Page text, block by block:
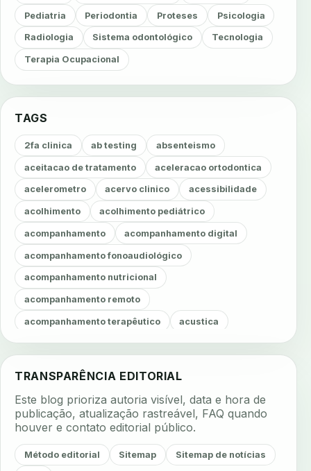
Pediatria Periodontia Proteses Psicologia
Radiologia Sistema odontológico Tecnologia
Terapia Ocupacional
TAGS
2fa clinica ab testing absenteismo
aceitacao de tratamento aceleracao ortodontica
acelerometro acervo clinico acessibilidade
acolhimento acolhimento pediátrico
acompanhamento acompanhamento digital
acompanhamento fonoaudiológico
acompanhamento nutricional
acompanhamento remoto
acompanhamento terapêutico acustica
acustica clinica adesao adesao ao tratamento
aerossois agenda agenda clinica
agenda inteligente agenda odontologica
agendamento agendamento digital
TRANSPARÊNCIA EDITORIAL
Este blog prioriza autoria visível, data e hora de
publicação, atualização rastreável, FAQ quando
houver e contato editorial público.
Método editorial Sitemap Sitemap de notícias